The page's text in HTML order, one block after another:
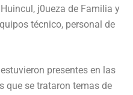
j0ueza de Familia y
técnico, personal de
presentes en las
que se trataron temas de